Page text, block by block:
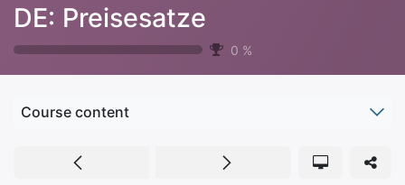
DE: Preisesatze
0 %
Course content